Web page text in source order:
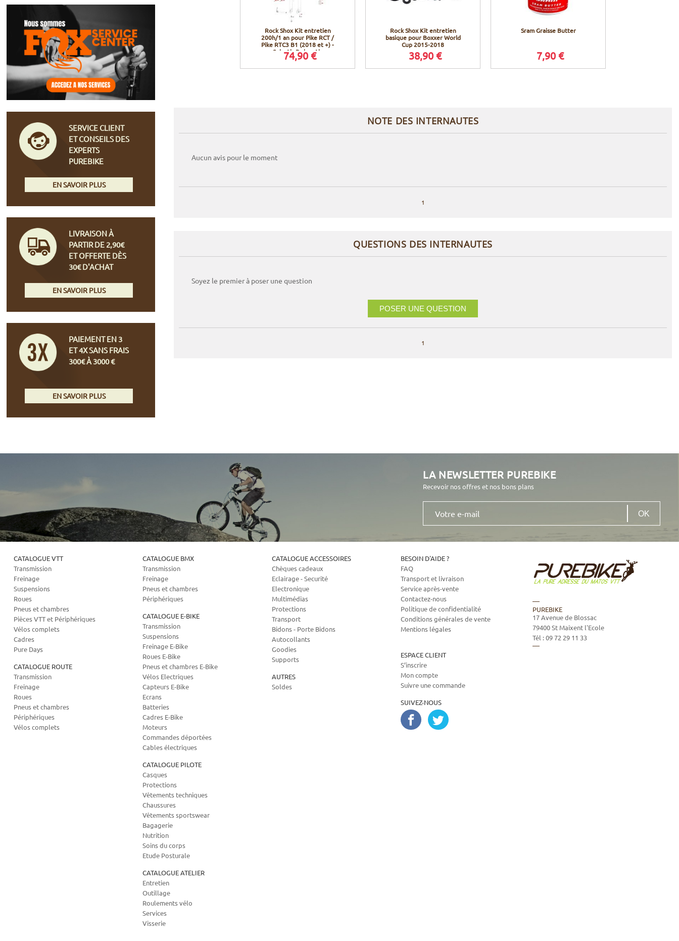
Rock Shox Kit entretien
200h/1 an pour Pike RCT /
Pike RTC3 B1 (2018 et +) -
Solo Air DebonAir
74,90 €
Rock Shox Kit entretien
basique pour Boxxer World
Cup 2015-2018
38,90 €
Sram Graisse Butter
7,90 €
NOTE DES INTERNAUTES
Aucun avis pour le moment
1
QUESTIONS DES INTERNAUTES
Soyez le premier à poser une question
POSER UNE QUESTION
1
SERVICE CLIENT
ET CONSEILS DES
EXPERTS
PUREBIKE
EN SAVOIR PLUS
LIVRAISON À
PARTIR DE 2,90€
ET OFFERTE DÈS
30€ D'ACHAT
EN SAVOIR PLUS
PAIEMENT EN 3
ET 4X SANS FRAIS
300€ À 3000 €
EN SAVOIR PLUS
LA NEWSLETTER PUREBIKE
Recevoir nos offres et nos bons plans
Votre
mail
CATALOGUE VTT
Transmission
Freinage
Suspensions
Roues
Pneus et chambres
Pièces VTT et Périphériques
Vélos complets
Cadres
Pure Days
CATALOGUE ROUTE
Transmission
Freinage
Roues
Pneus et chambres
Périphériques
Vélos complets
CATALOGUE BMX
Transmission
Freinage
Pneus et chambres
Périphériques
CATALOGUE E-BIKE
Transmission
Suspensions
Freinage E-Bike
Roues E-Bike
Pneus et chambres E-Bike
Vélos Electriques
Capteurs E-Bike
Ecrans
Batteries
Cadres E-Bike
Moteurs
Commandes déportées
Cables électriques
CATALOGUE PILOTE
Casques
Protections
Vêtements techniques
Chaussures
Vêtements sportswear
Bagagerie
Nutrition
Soins du corps
Etude Posturale
CATALOGUE ATELIER
Entretien
Outillage
Roulements vélo
Services
Visserie
CATALOGUE ACCESSOIRES
Chèques cadeaux
Eclairage - Securité
Electronique
Multimédias
Protections
Transport
Bidons - Porte Bidons
Autocollants
Goodies
Supports
AUTRES
Soldes
BESOIN D'AIDE ?
FAQ
Transport et livraison
Service après-vente
Contactez-nous
Politique de confidentialité
Conditions générales de vente
Mentions légales
ESPACE CLIENT
S’inscrire
Mon compte
Suivre une commande
SUIVEZ-NOUS
PUREBIKE
17 Avenue de Blossac
79400St Maixent l'Ecole
Tél :09 72 29 11 33